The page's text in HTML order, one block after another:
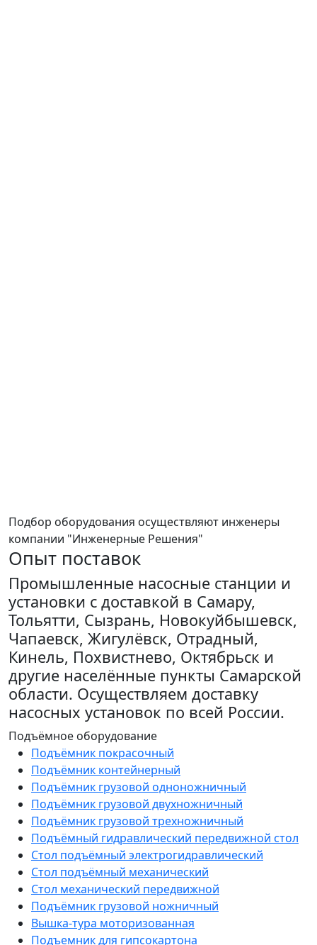
Подбор оборудования осуществляют инженеры
компании "Инженерные Решения"
Опыт поставок
Промышленные насосные станции и
установки с доставкой в Самару,
Тольятти, Сызрань, Новокуйбышевск,
Чапаевск, Жигулёвск, Отрадный,
Кинель, Похвистнево, Октябрьск и
другие населённые пункты Самарской
области. Осуществляем доставку
насосных установок по всей России.
Подъёмное оборудование
Подъёмник покрасочный
Подъёмник контейнерный
Подъёмник грузовой одноножничный
Подъёмник грузовой двухножничный
Подъёмник грузовой трехножничный
Подъёмный гидравлический передвижной стол
Стол подъёмный электрогидравлический
Стол подъёмный механический
Стол механический передвижной
Подъёмник грузовой ножничный
Вышка-тура моторизованная
Подъемник для гипсокартона